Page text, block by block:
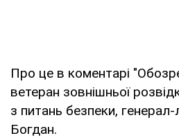
Про це в коментарі
ветеран зовнішньої
з питань безпеки,
Богдан.